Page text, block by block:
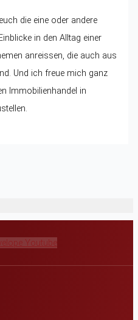
die eine oder andere
in den Alltag einer
anreissen, die auch aus
Und ich freue mich ganz
Immobilienhandel in
Youtube